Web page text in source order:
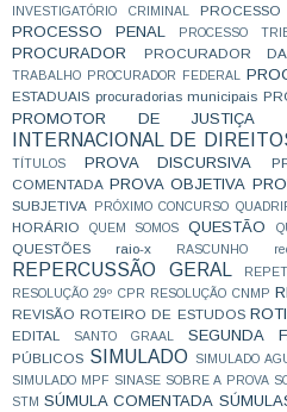
INVESTIGATÓRIO CRIMINAL
PROCESSO
PROCESSO PENAL
PROCESSO
PROCURADOR
PROCURADOR
TRABALHO
PROCURADOR FEDERAL
ESTADUAIS procuradorias municipais
PROMOTOR DE JUSTIÇA
INTERNACIONAL DE
TÍTULOS
PROVA DISCURSIVA
COMENTADA PROVA OBJETIVA
SUBJETIVA
PRÓXIMO CONCURSO
HORÁRIO
QUEM SOMOS QUESTÃO
QUESTÕES raio-x RASCUNHO
REPERCUSSÃO GERAL
RESOLUÇÃO 29º CPR
RESOLUÇÃO CNMP
REVISÃO ROTEIRO DE ESTUDOS
EDITAL
SANTO GRAAL SEGUNDA
PÚBLICOS SIMULADO SIMULADO
SIMULADO MPF SINASE SOBRE A PROVA
STM SÚMULA COMENTADA